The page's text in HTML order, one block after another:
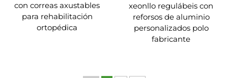
con correas axustables
para rehabilitación
ortopédica
xeonllo regulábeis con
reforsos de aluminio
personalizados polo
fabricante